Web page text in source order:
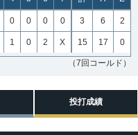
0 0 0 0 3 6 2
1 0 2 X 15 17 0
（7回コールド）
投打成績